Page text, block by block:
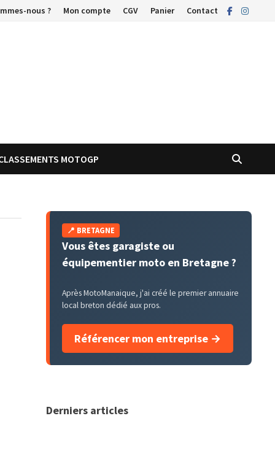
nous ? Mon compte CGV Panier Contact
MOTOGP
📍 BRETAGNE
Vous êtes garagiste ou
équipementier moto en Bretagne ?
Après MotoManaique, j'ai créé le premier annuaire
local breton dédié aux pros.
Référencer mon entreprise →
Derniers articles